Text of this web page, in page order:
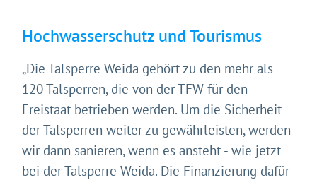
Hochwasserschutz und Tourismus
„Die Talsperre Weida gehört zu den mehr als
120 Talsperren, die von der TFW für den
Freistaat betrieben werden. Um die Sicherheit
der Talsperren weiter zu gewährleisten, werden
wir dann sanieren, wenn es ansteht - wie jetzt
bei der Talsperre Weida. Die Finanzierung dafür